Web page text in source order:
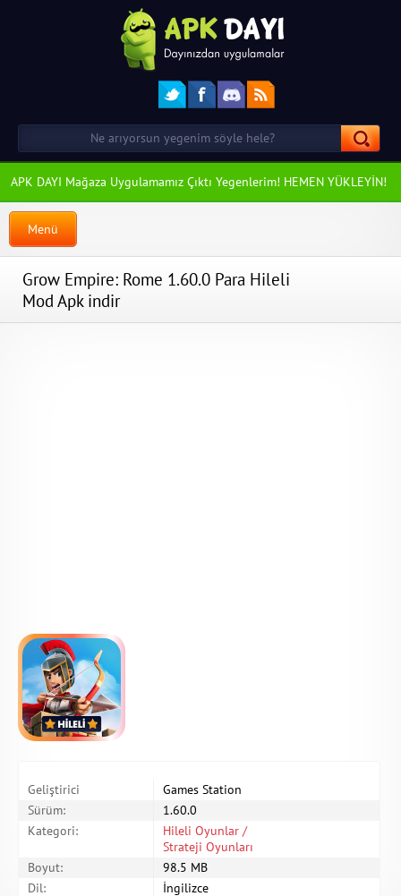
APK DAYI Mağaza Uygulamamız Çıktı Yegenlerim! HEMEN YÜKLEYİN!
Menü
Grow Empire: Rome 1.60.0 Para Hileli
Mod Apk indir
Geliştirici
Games Station
Sürüm:
1.60.0
Kategori:
Hileli Oyunlar /
Strateji Oyunları
Boyut:
98.5 MB
Dil:
İngilizce